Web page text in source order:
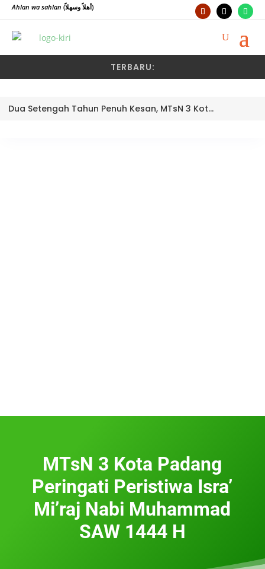
Ahlan wa sahlan (أهلاً وسهلاً)
TERBARU:
Dua Setengah Tahun Penuh Kesan, MTsN 3 Kota Padang Lepas Pengawas Pembina Dra. Nayusminar Nasrun
MTsN 3 Kota Padang
Peringati Peristiwa Isra’
Mi’raj Nabi Muhammad
SAW 1444 H